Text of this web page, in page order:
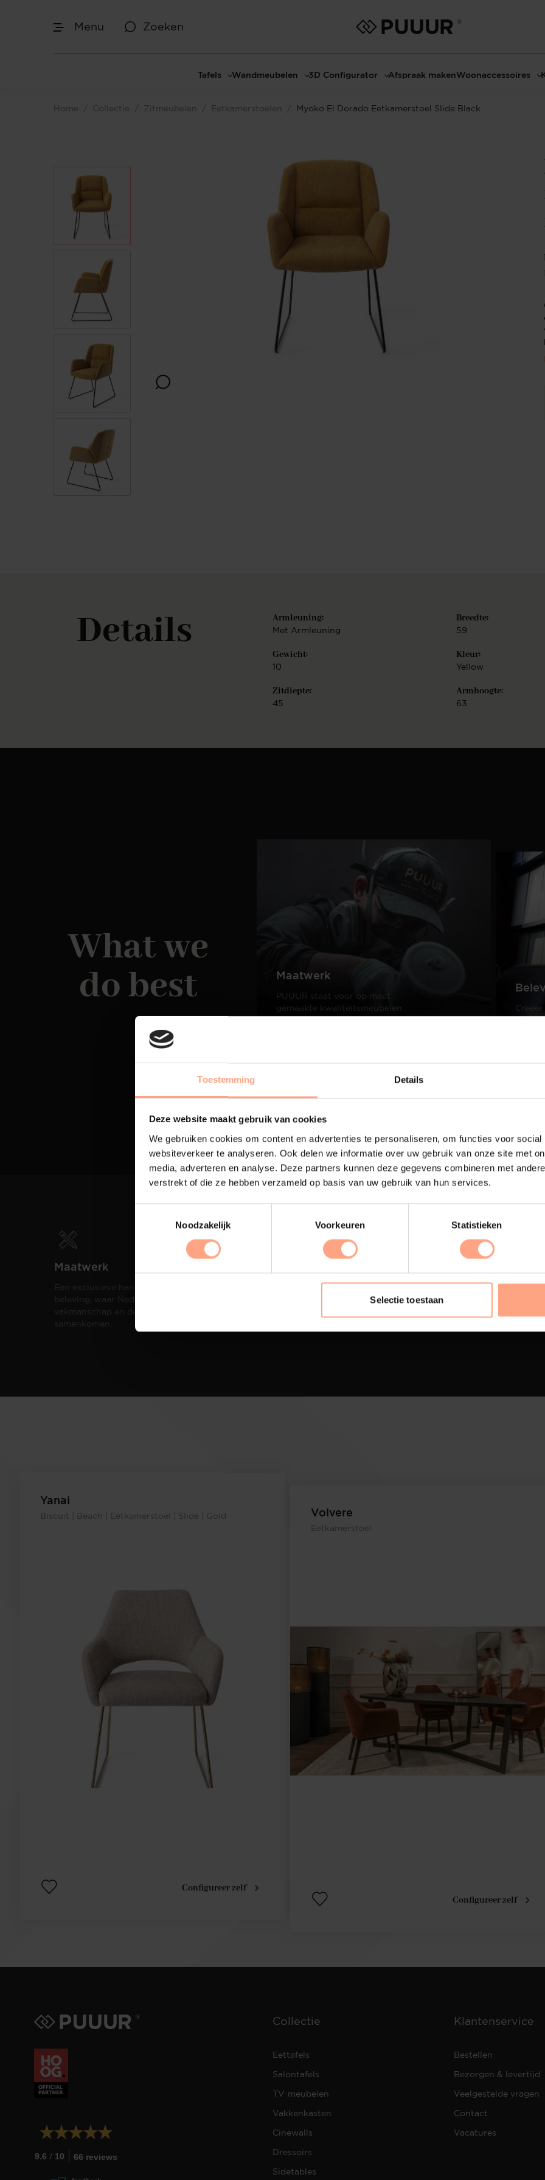
Toestemming Details
Deze website maakt gebruik van cookies
We gebruiken cookies om content en advertenties te personaliseren, om functies voor social
websiteverkeer te analyseren. Ook delen we informatie over uw gebruik van onze site met
media, adverteren en analyse. Deze partners kunnen deze gegevens combineren met
verstrekt of die ze hebben verzameld op basis van uw gebruik van hun services.
Noodzakelijk Voorkeuren Statistieken
Selectie toestaan
Menu Zoeken
Tafels Wandmeubelen
Dressoirs
3D Configurator
3D TV-Paneel configurator
Afspraak makenWoonaccessoires
Home / Collectie / Zitmeubelen / Eetkamerstoelen / Myoko El Dorado Eetkamerstoel Slide Black
Details Armleuning:
Met Armleuning
Breedte:
59
Gewicht:
10
Kleur:
Yellow
Zitdiepte:
45
Armhoogte:
63
What we
do best
Maatwerk
PUUUR staat voor op maat
gemaakte kwaliteitsmeubelen
Maatwerk
Een exclusieve handgemaakte
beleving, waar Nederlands
vakmanschap en design
samenkomen.
De meubelen worden in onze
eigen spuiterij afgewerkt met
PUUUR biedt volledige
ontzorging van eerste
Yanai
Biscuit | Beach | Eetkamerstoel | Slide | Gold
Configureer zelf
Volvere
Eetkamerstoel
Configureer zelf
9.6 / 10 66 reviews
Collectie
Eettafels
Salontafels
TV-meubelen
Vakkenkasten
Cinewalls
Dressoirs
Sidetables
Klantenservice
Bestellen
Bezorgen & levertijd
Veelgestelde vragen
Contact
Vacatures